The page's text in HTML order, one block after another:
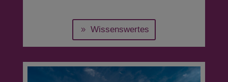
Wissenswertes